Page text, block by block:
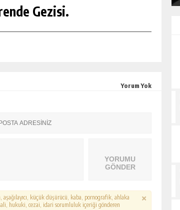
Gezisi.
Yorum Yok
YORUMU
GÖNDER
küçük düşürücü, kaba, pornografik, ahlaka
hukuki, cezai, idari sorumluluk içeriği gönderen